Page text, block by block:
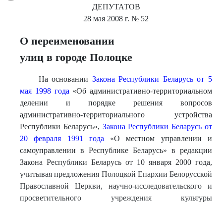
ДЕПУТАТОВ
28 мая 2008 г. № 52
О переименовании
улиц в городе Полоцке
На основании Закона Республики Беларусь от 5
мая 1998 года «Об административно-территориальном
делении и порядке решения вопросов
административно-территориального устройства
Республики Беларусь», Закона Республики Беларусь от
20 февраля 1991 года «О местном управлении и
самоуправлении в Республике Беларусь» в редакции
Закона Республики Беларусь от 10 января 2000 года,
учитывая предложения Полоцкой Епархии Белорусской
Православной Церкви, научно-исследовательского и
просветительного учреждения культуры